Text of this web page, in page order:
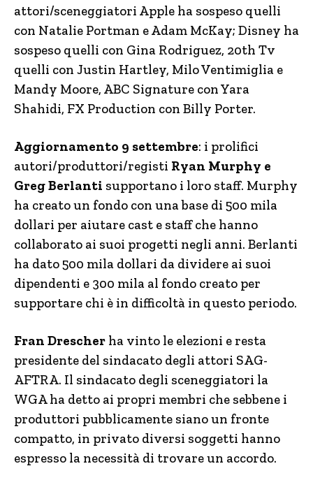
attori/sceneggiatori Apple ha sospeso quelli
con Natalie Portman e Adam McKay; Disney ha
sospeso quelli con Gina Rodriguez, 20th Tv
quelli con Justin Hartley, Milo Ventimiglia e
Mandy Moore, ABC Signature con Yara
Shahidi, FX Production con Billy Porter.
Aggiornamento 9 settembre: i prolifici
autori/produttori/registi Ryan Murphy e
Greg Berlanti supportano i loro staff. Murphy
ha creato un fondo con una base di 500 mila
dollari per aiutare cast e staff che hanno
collaborato ai suoi progetti negli anni. Berlanti
ha dato 500 mila dollari da dividere ai suoi
dipendenti e 300 mila al fondo creato per
supportare chi è in difficoltà in questo periodo.
Fran Drescher ha vinto le elezioni e resta
presidente del sindacato degli attori SAG-
AFTRA. Il sindacato degli sceneggiatori la
WGA ha detto ai propri membri che sebbene i
produttori pubblicamente siano un fronte
compatto, in privato diversi soggetti hanno
espresso la necessità di trovare un accordo.